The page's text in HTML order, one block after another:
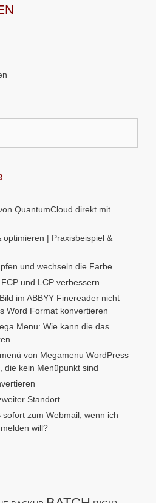
QuantumCloud direkt mit
| Praxisbeispiel &
und wechseln die Farbe
und LCP verbessern
im ABBYY Finereader nicht
Word Format konvertieren
Menu: Wie kann die das
von Megamenu WordPress
die kein Menüpunkt sind
Standort
zum Webmail, wenn ich
will?